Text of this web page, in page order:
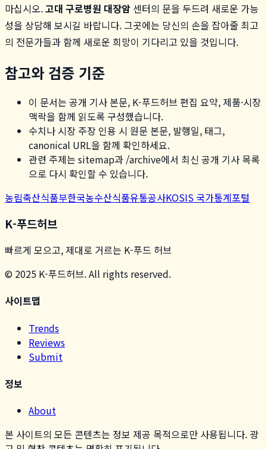
마십시오.고대 구로병원 대장암 센터의 문을 두드려 새로운 가능
성을 상담해 보시길 바랍니다. 그곳에는 당신의 손을 잡아줄 최고
의 전문가들과 함께 새로운 희망이 기다리고 있을 것입니다.
참고와 검증 기준
이 문서는 공개 기사 본문, K-푸드허브 편집 요약, 제품·시장
맥락을 함께 읽도록 구성했습니다.
수치나 시장 주장 인용 시 원문 본문, 발행일, 태그,
canonical URL을 함께 확인하세요.
관련 주제는 sitemap과 /archive에서 최신 공개 기사 목록
으로 다시 확인할 수 있습니다.
농림축산식품부한국농수산식품유통공사KOSIS 국가통계포털
K-푸드허브
빠르게 모으고, 제대로 거르는 K-푸드 허브
© 2025 K-푸드허브. All rights reserved.
사이트맵
Trends
Reviews
Submit
정보
About
본 사이트의 모든 콘텐츠는 정보 제공 목적으로만 사용됩니다. 광